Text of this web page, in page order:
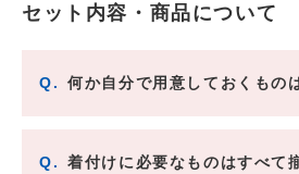
セット内容・商品について
Q. 何か自分で用意しておくもの
Q. 着付けに必要なものはすべて